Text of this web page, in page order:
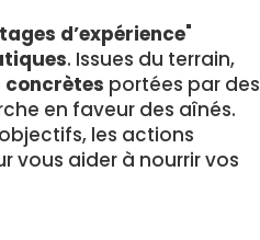
d’expérience"
. Issues du terrain,
portées par des
en faveur des aînés.
les actions
vous aider à nourrir vos